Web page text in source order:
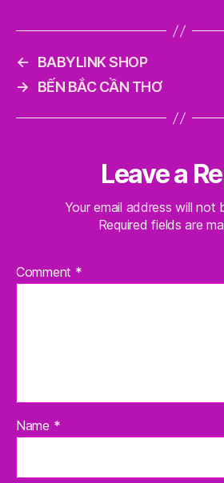
←
BABYLINK SHOP
→
BẾN BẮC CẦN THƠ
Leave a
Your email address will not
Required fields are
Comment *
Name *